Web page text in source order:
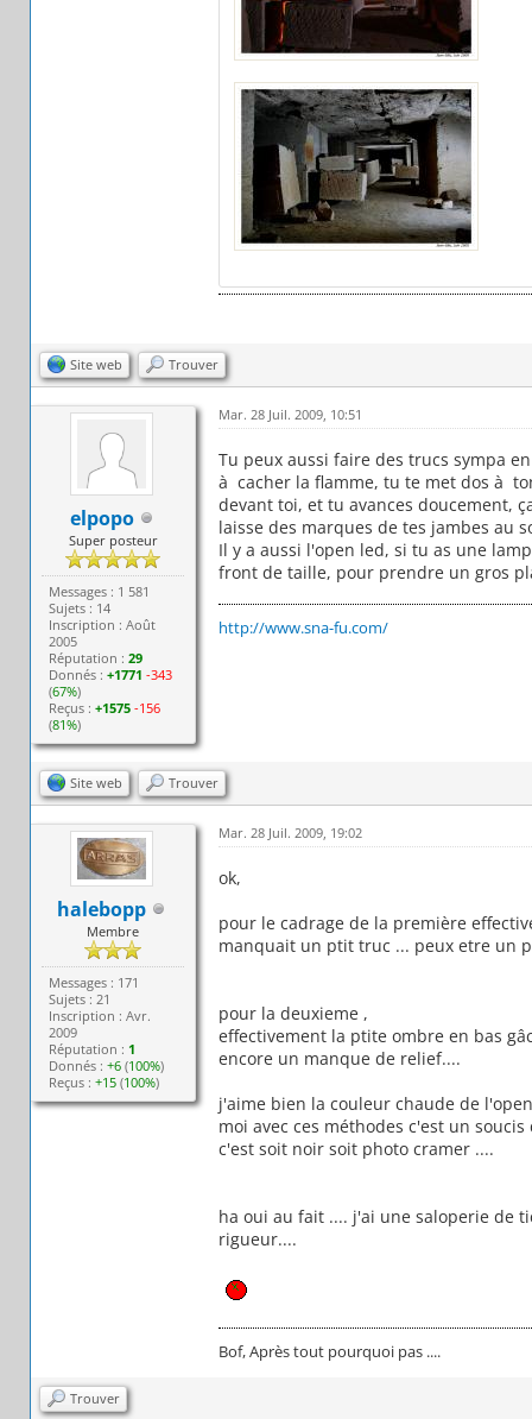
Site web Trouver
elpopo
Super posteur
Messages : 1 581
Sujets : 14
Inscription : Août
2005
Réputation :29
Donnés :+1771 -343
(67%)
Reçus :+1575 -156
(81%)
Mar. 28 Juil. 2009, 10:51
Tu peux aussi faire des trucs sympa
à cacher la flamme, tu te met dos à
devant toi, et tu avances doucement,
laisse des marques de tes jambes au
Il y a aussi l'open led, si tu as une
front de taille, pour prendre un gros
http://www.sna-fu.com/
Site web Trouver
halebopp
Membre
Messages : 171
Sujets : 21
Inscription : Avr.
2009
Réputation : 1
Donnés :+6 (100%)
Reçus :+15 (100%)
Mar. 28 Juil. 2009, 19:02
ok,
pour le cadrage de la première
manquait un ptit truc ... peux etre un
pour la deuxieme ,
effectivement la ptite ombre en bas
encore un manque de relief....
j'aime bien la couleur chaude de
moi avec ces méthodes c'est un
c'est soit noir soit photo cramer ....
ha oui au fait .... j'ai une saloperie de
rigueur....
Bof, Après tout pourquoi pas ....
Trouver